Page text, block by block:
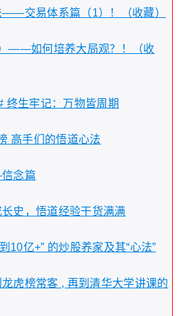
——交易体系篇（1）！（收藏）
——如何培养大局观？！（收
终生牢记：万物皆周期
高手们的悟道心法
念篇
史，悟道经验干货满满
10亿+” 的炒股养家及其“心法”
虎榜常客 , 再到清华大学讲课的